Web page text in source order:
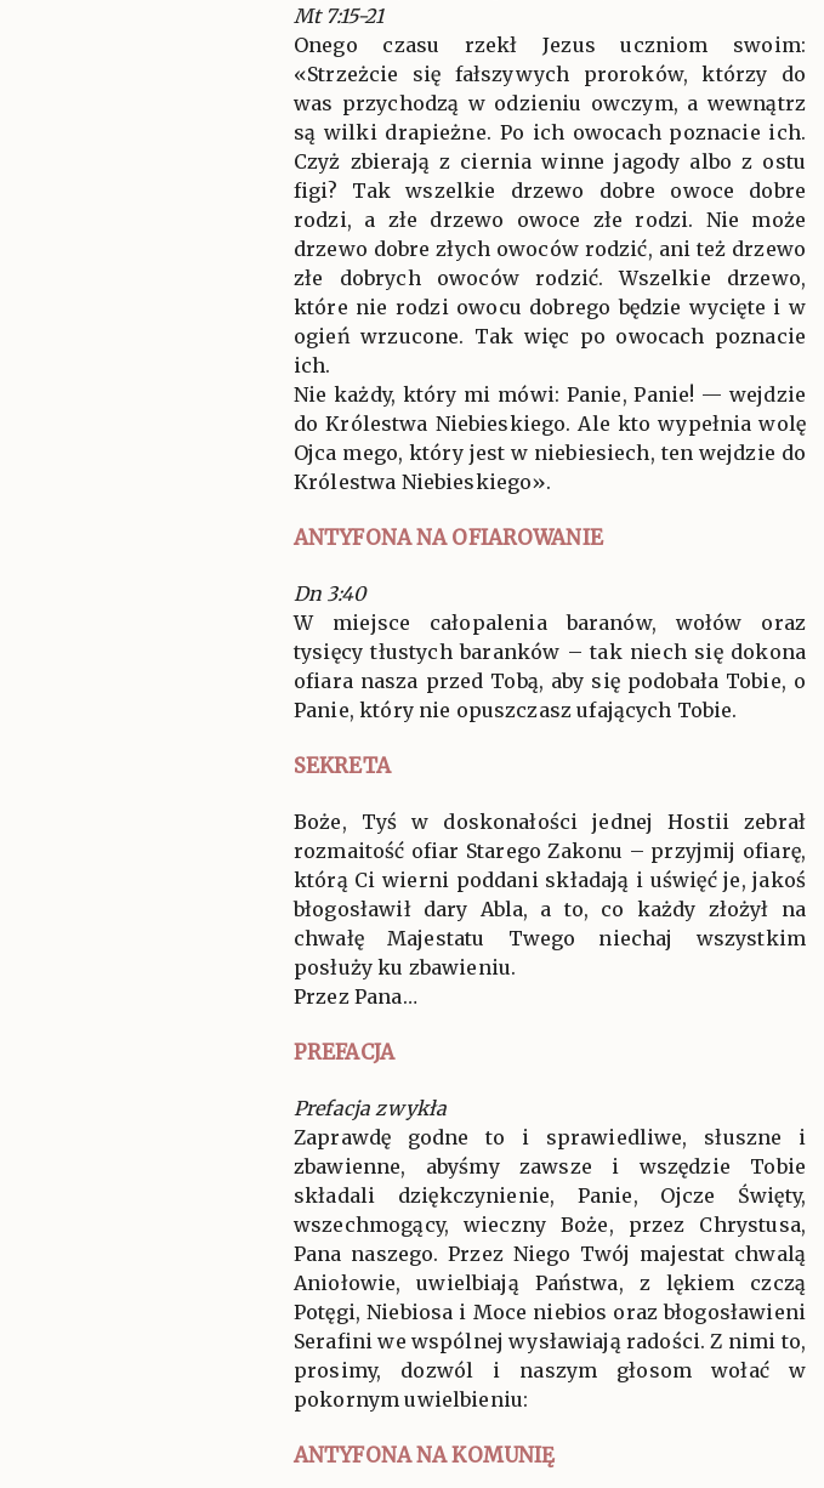
Mt 7:15-21
Onego czasu rzekł Jezus uczniom swoim:
«Strzeżcie się fałszywych proroków, którzy do
was przychodzą w odzieniu owczym, a wewnątrz
są wilki drapieżne. Po ich owocach poznacie ich.
Czyż zbierają z ciernia winne jagody albo z ostu
figi? Tak wszelkie drzewo dobre owoce dobre
rodzi, a złe drzewo owoce złe rodzi. Nie może
drzewo dobre złych owoców rodzić, ani też drzewo
złe dobrych owoców rodzić. Wszelkie drzewo,
które nie rodzi owocu dobrego będzie wycięte i w
ogień wrzucone. Tak więc po owocach poznacie
ich.
Nie każdy, który mi mówi: Panie, Panie! — wejdzie
do Królestwa Niebieskiego. Ale kto wypełnia wolę
Ojca mego, który jest w niebiesiech, ten wejdzie do
Królestwa Niebieskiego».
ANTYFONA NA OFIAROWANIE
Dn 3:40
W miejsce całopalenia baranów, wołów oraz
tysięcy tłustych baranków – tak niech się dokona
ofiara nasza przed Tobą, aby się podobała Tobie, o
Panie, który nie opuszczasz ufających Tobie.
SEKRETA
Boże, Tyś w doskonałości jednej Hostii zebrał
rozmaitość ofiar Starego Zakonu – przyjmij ofiarę,
którą Ci wierni poddani składają i uświęć je, jakoś
błogosławił dary Abla, a to, co każdy złożył na
chwałę Majestatu Twego niechaj wszystkim
posłuży ku zbawieniu.
Przez Pana…
PREFACJA
Prefacja zwykła
Zaprawdę godne to i sprawiedliwe, słuszne i
zbawienne, abyśmy zawsze i wszędzie Tobie
składali dziękczynienie, Panie, Ojcze Święty,
wszechmogący, wieczny Boże, przez Chrystusa,
Pana naszego. Przez Niego Twój majestat chwalą
Aniołowie, uwielbiają Państwa, z lękiem czczą
Potęgi, Niebiosa i Moce niebios oraz błogosławieni
Serafini we wspólnej wysławiają radości. Z nimi to,
prosimy, dozwól i naszym głosom wołać w
pokornym uwielbieniu:
ANTYFONA NA KOMUNIĘ